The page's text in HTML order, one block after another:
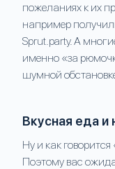
пожеланиях к их
например
Sprut.party. А
именно «за
шумной
Вкусная еда и
Ну и как
Поэтому вас